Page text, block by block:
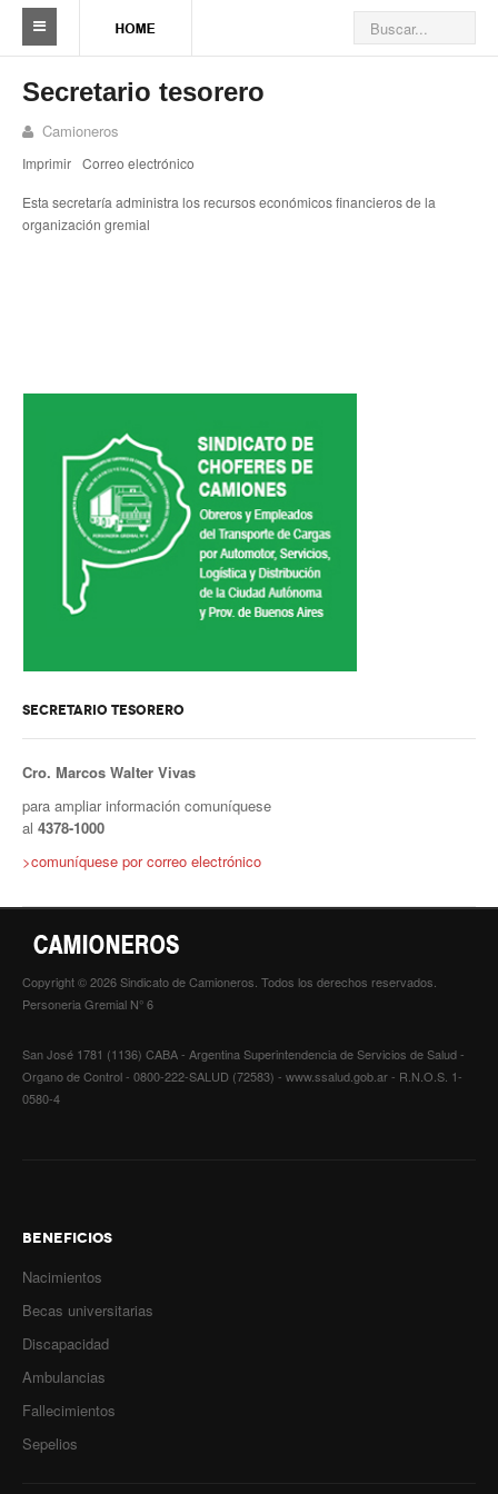
Sindicato
Reseña histórica
Autoridades
Delegaciones
Galería de Delegaciones y Seccionales
Galería de videos
Videos de prevención
Noticias de Delegaciones y Seccionales
Memoria histórica
Novedades
Noticias Fiscalización
Buscar
Secretarías
Secretaría general
Secretaría general adjunta
Secretaría de actas
Secretaría administrativa
Secretaría gremial
Secretaria de la vivienda
Sec. accidente de trabajo
Secretaría de fiscalización
Secretaría de política de transporte
Secretario tesorero
Camioneros
Imprimir Correo electrónico
Esta secretaría administra los recursos económicos financieros de la
organización gremial
SECRETARIO TESORERO
Cro. Marcos Walter Vivas
para ampliar información comuníquese
al 4378-1000
>comuníquese por correo electrónico
Copyright © 2026 Sindicato de Camioneros. Todos los derechos reservados.
Personeria Gremial N° 6
San José 1781 (1136) CABA - Argentina Superintendencia de Servicios de Salud -
Organo de Control - 0800-222-SALUD (72583) - www.ssalud.gob.ar - R.N.O.S. 1-
0580-4
BENEFICIOS
Nacimientos
Becas universitarias
Discapacidad
Ambulancias
Fallecimientos
Sepelios